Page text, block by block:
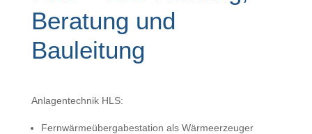
Beratung und
Bauleitung
Anlagentechnik HLS:
Fernwärmeübergabestation als Wärmeerzeuger